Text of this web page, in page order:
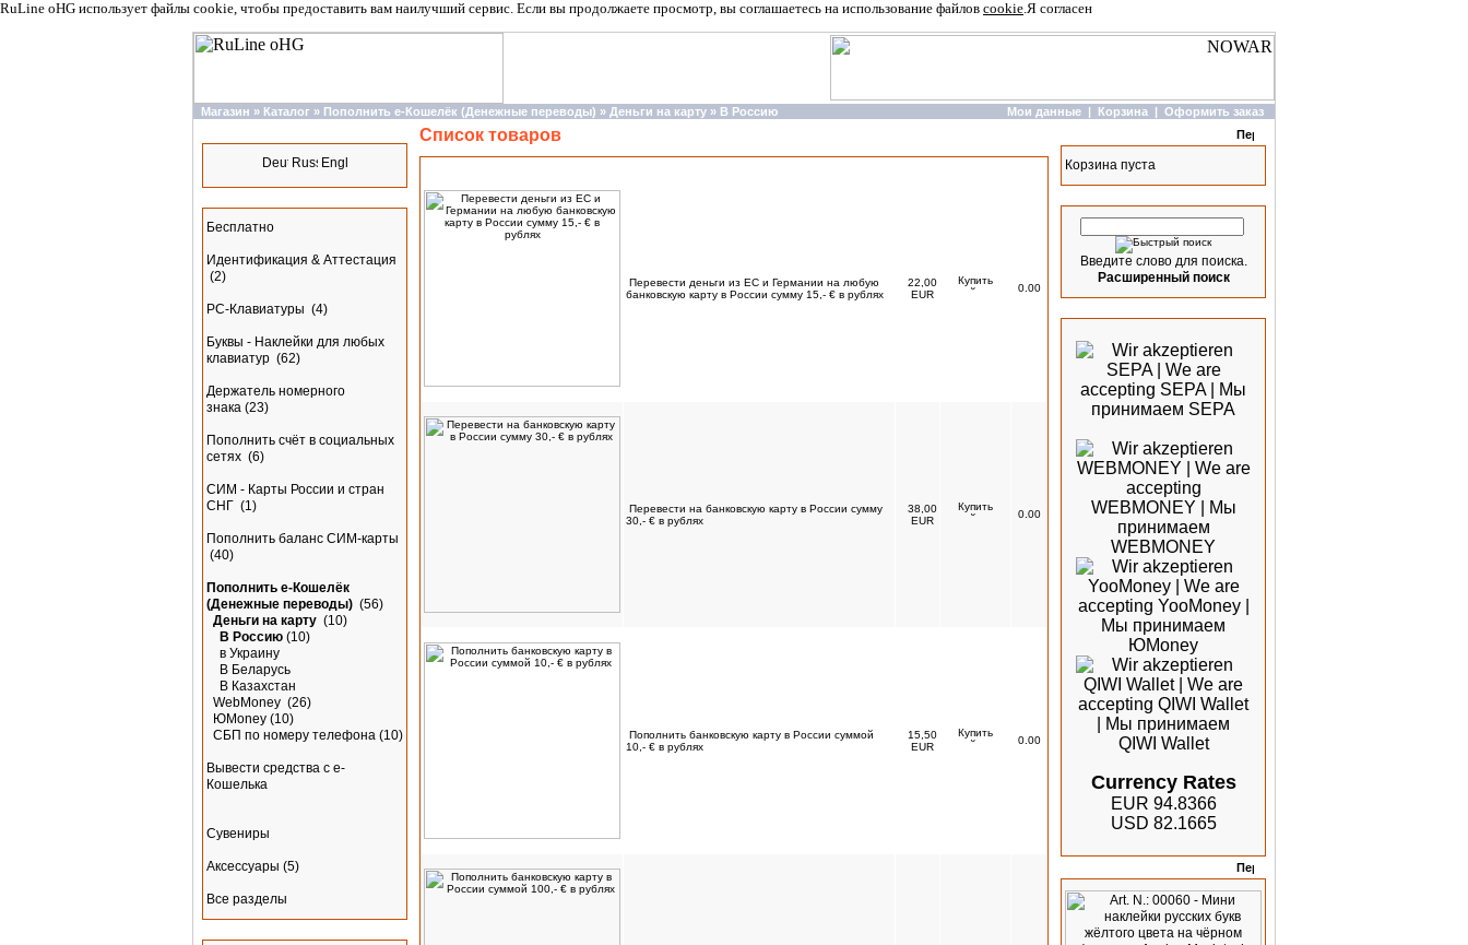
RuLine oHG использует файлы cookie, чтобы предоставить вам наилучший сервис. Если вы продолжаете просмотр, вы соглашаетесь на использование файлов cookie.Я согласен
Магазин » Каталог » Пополнить e-Кошелёк (Денежные переводы) » Деньги на карту » В Россию Мои данные | Корзина | Оформить заказ
Бесплатно
Идентификация & Аттестация
(2)
PC-Клавиатуры (4)
Буквы - Наклейки для любых
клавиатур (62)
Держатель номерного
знака (23)
Пополнить счёт в социальных
сетях (6)
СИМ - Карты России и стран
СНГ (1)
Пополнить баланс СИМ-карты
(40)
Пополнить e-Кошелёк
(Денежные переводы) (56)
Деньги на карту (10)
В Россию (10)
в Украину
В Беларусь
В Казахстан
WebMoney (26)
ЮMoney (10)
СБП по номеру телефона (10)
Вывести средства с е-
Кошелька
Сувениры
Аксессуары (5)
Все разделы
Список товаров
Перевести деньги из ЕС и Германии на любую
банковскую карту в России сумму 15,- € в рублях
22,00
EUR
0.00
Перевести на банковскую карту в России сумму
30,- € в рублях
38,00
EUR
0.00
Пополнить банковскую карту в России суммой
10,- € в рублях
15,50
EUR
0.00
Корзина пуста
Введите слово для поиска.
Расширенный поиск
Currency Rates
EUR 94.8366
USD 82.1665